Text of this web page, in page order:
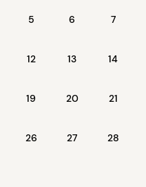
5 6 7
12 13 14
19 20 21
26 27 28